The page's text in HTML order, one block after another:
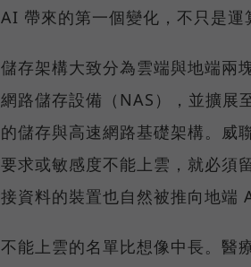
AI 帶來的第一個變化，不只是
儲存架構大致分為雲端與地端兩
網路儲存設備（NAS），並擴展
的儲存與高速網路基礎架構。威
要求或敏感度不能上雲，就必須
接資料的裝置也自然被推向地端
不能上雲的名單比想像中長。醫